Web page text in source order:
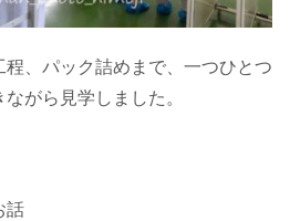
、パック詰めまで、一つひとつ
がら見学しました。
話